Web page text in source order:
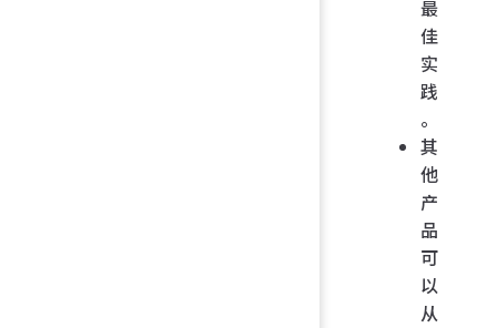
最
佳
实
践
。
其
他
产
品
可
以
从